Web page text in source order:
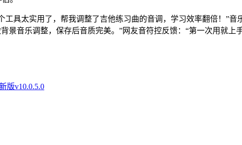
具太实用了，帮我调整了吉他练习曲的音调，学习效率翻倍！”
景音乐调整，保存后音质完美。”网友音符控反馈：“第一次用就上
版v10.0.5.0